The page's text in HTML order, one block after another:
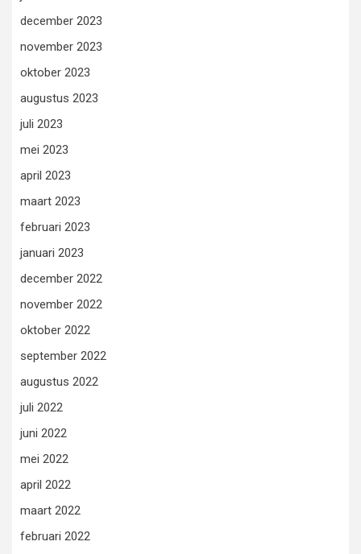
december 2023
november 2023
oktober 2023
augustus 2023
juli 2023
mei 2023
april 2023
maart 2023
februari 2023
januari 2023
december 2022
november 2022
oktober 2022
september 2022
augustus 2022
juli 2022
juni 2022
mei 2022
april 2022
maart 2022
februari 2022